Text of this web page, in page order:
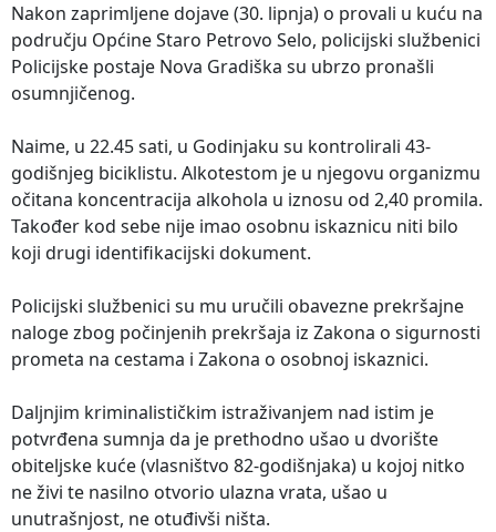
Nakon zaprimljene dojave (30. lipnja) o provali u kuću na
području Općine Staro Petrovo Selo, policijski službenici
Policijske postaje Nova Gradiška su ubrzo pronašli
osumnjičenog.
Naime, u 22.45 sati, u Godinjaku su kontrolirali 43-
godišnjeg biciklistu. Alkotestom je u njegovu organizmu
očitana koncentracija alkohola u iznosu od 2,40 promila.
Također kod sebe nije imao osobnu iskaznicu niti bilo
koji drugi identifikacijski dokument.
Policijski službenici su mu uručili obavezne prekršajne
naloge zbog počinjenih prekršaja iz Zakona o sigurnosti
prometa na cestama i Zakona o osobnoj iskaznici.
Daljnjim kriminalističkim istraživanjem nad istim je
potvrđena sumnja da je prethodno ušao u dvorište
obiteljske kuće (vlasništvo 82-godišnjaka) u kojoj nitko
ne živi te nasilno otvorio ulazna vrata, ušao u
unutrašnjost, ne otuđivši ništa.